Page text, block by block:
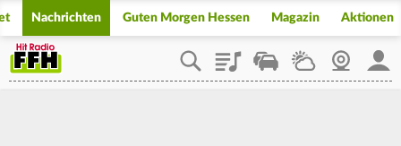
Nachrichten Guten Morgen Hessen Magazin Aktionen
PlaylistStaupilotWetterWebcam